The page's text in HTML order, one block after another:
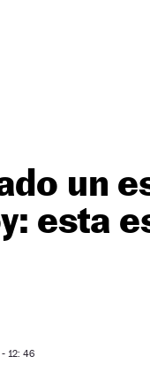
un
esta
- 12: 46